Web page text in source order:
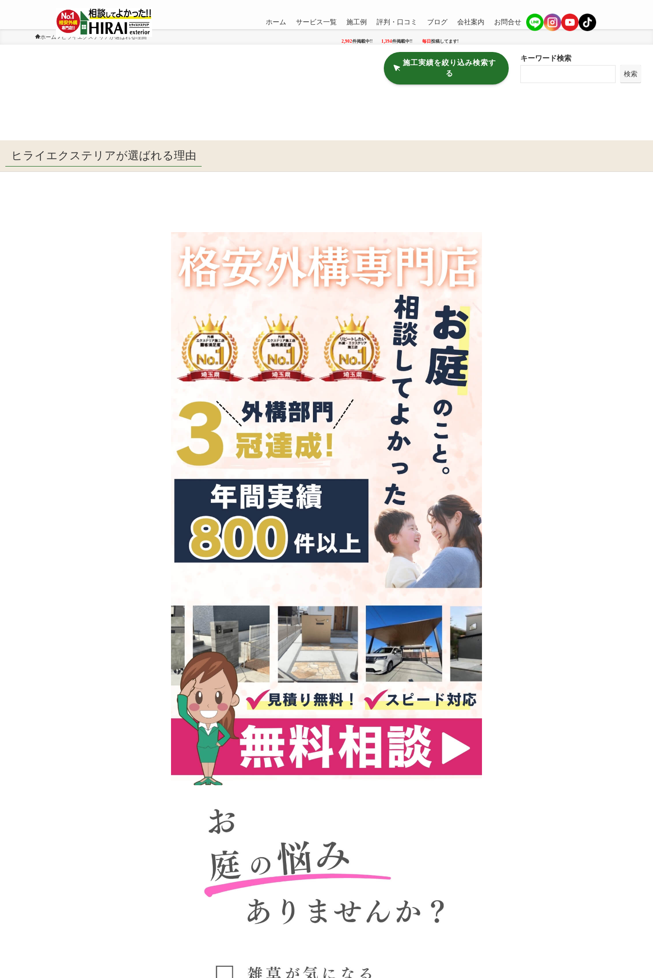
ホーム サービス一覧 施工例
2,902件掲載中!!
評判・口コミ
1,394件掲載中!!
ブログ
毎日 投稿してます!
会社案内 お問合せ
ホーム ヒライエクステリアが選ばれる理由
施工実績を絞り込み検索す
る
キーワード検索
検索
ヒライエクステリアが選ばれる理由